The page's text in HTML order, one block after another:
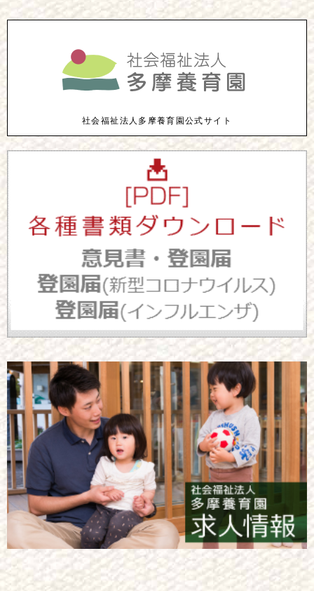
社会福祉法人多摩養育園公式サイト